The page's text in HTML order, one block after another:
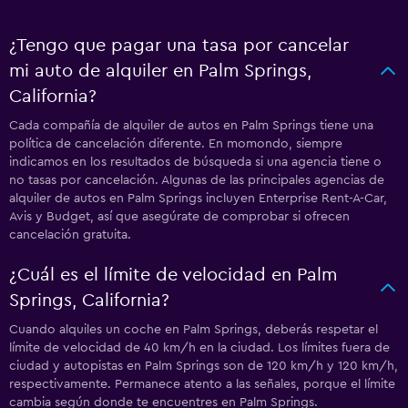
¿Tengo que pagar una tasa por cancelar
mi auto de alquiler en Palm Springs,
California?
Cada compañía de alquiler de autos en Palm Springs tiene una
política de cancelación diferente. En momondo, siempre
indicamos en los resultados de búsqueda si una agencia tiene o
no tasas por cancelación. Algunas de las principales agencias de
alquiler de autos en Palm Springs incluyen Enterprise Rent-A-Car,
Avis y Budget, así que asegúrate de comprobar si ofrecen
cancelación gratuita.
¿Cuál es el límite de velocidad en Palm
Springs, California?
Cuando alquiles un coche en Palm Springs, deberás respetar el
límite de velocidad de 40 km/h en la ciudad. Los límites fuera de
ciudad y autopistas en Palm Springs son de 120 km/h y 120 km/h,
respectivamente. Permanece atento a las señales, porque el límite
cambia según donde te encuentres en Palm Springs.